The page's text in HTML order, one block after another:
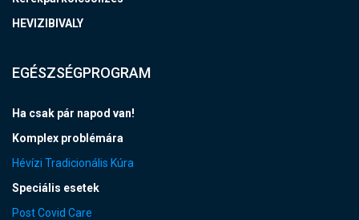
HEVIZIBIVALY
EGÉSZSÉGPROGRAM
Ha csak pár napod van!
Komplex problémára
Hévízi Tradicionális Kúra
Speciális esetek
Post Covid Care